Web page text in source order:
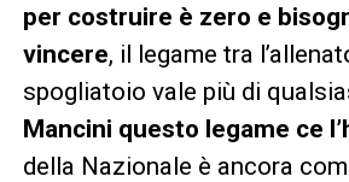
per costruire è zero e
vincere, il legame tra
spogliatoio vale più di
Mancini questo legame ce
della Nazionale è ancora